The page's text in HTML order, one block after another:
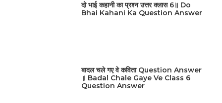
दो भाई कहानी का प्रश्न उत्तर क्लास 6॥ Do
Bhai Kahani Ka Question Answer
बादल चले गए वे कविता Question Answer
॥ Badal Chale Gaye Ve Class 6
Question Answer